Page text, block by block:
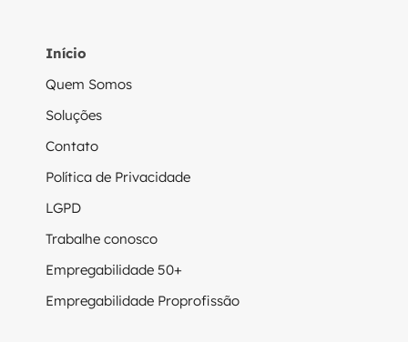
Início
Quem Somos
Soluções
Contato
Política de Privacidade
LGPD
Trabalhe conosco
Empregabilidade 50+
Empregabilidade Proprofissão